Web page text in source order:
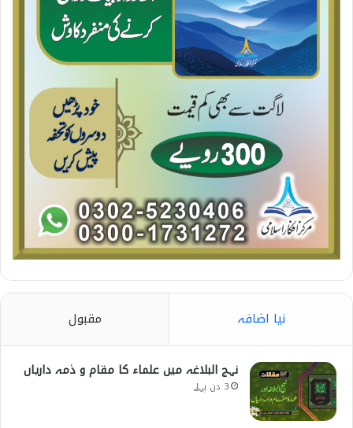
نیا اضافہ مقبول
نہج البلاغہ میں علماء کا مقام و ذمہ داریاں
3 دن پہلے